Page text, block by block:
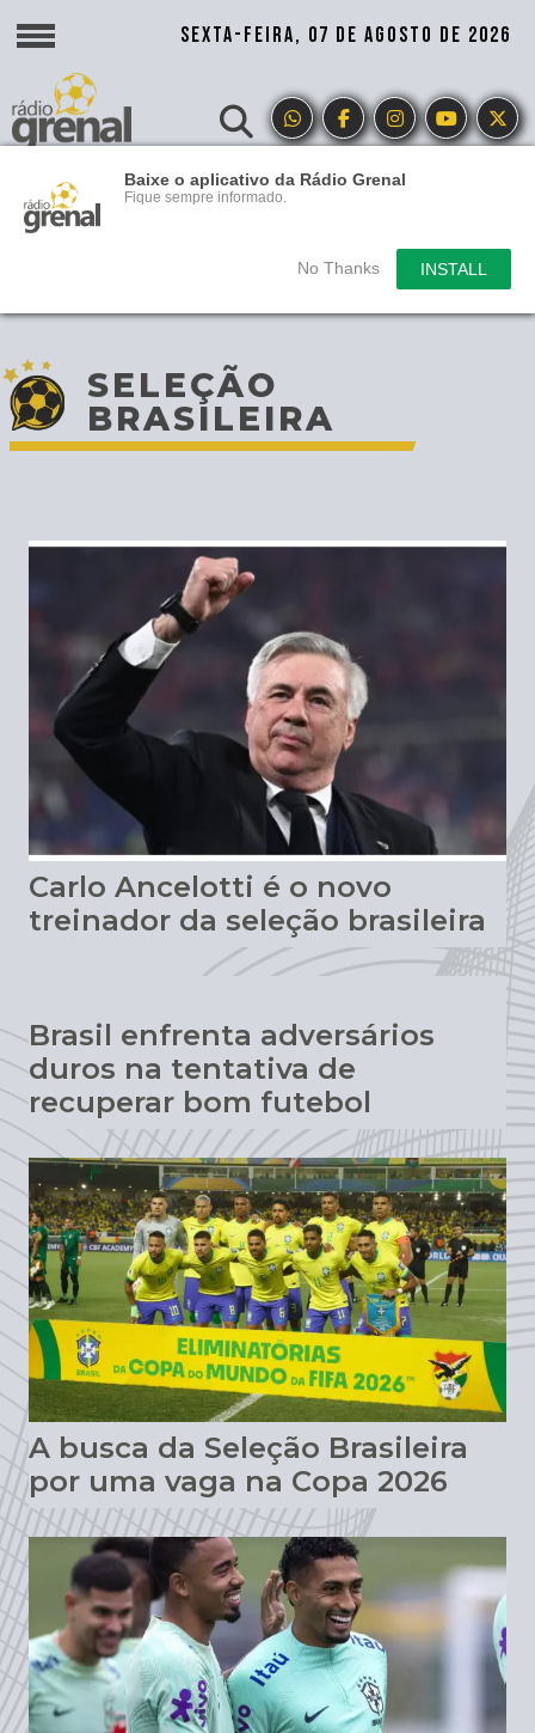
Baixe o aplicativo da Rádio Grenal
Fique sempre informado.
No Thanks INSTALL
SEXTA-FEIRA, 07 DE AGOSTO DE 2026
SELEÇÃO
BRASILEIRA
Carlo Ancelotti é o novo
treinador da seleção brasileira
Brasil enfrenta adversários
duros na tentativa de
recuperar bom futebol
A busca da Seleção Brasileira
por uma vaga na Copa 2026